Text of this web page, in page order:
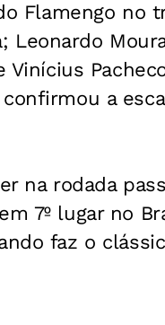
Flamengo no
Leonardo
a
na rodada
7º lugar no
faz o